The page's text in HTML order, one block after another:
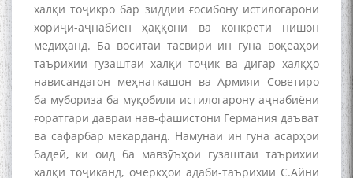
халқи тоҷикро бар зиддии ғосибону истилогарони
хориҷӣ-аҷнабиён ҳаққонӣ ва конкретӣ нишон
медиҳанд. Ба воситаи тасвири ин гуна воқеаҳои
таърихии гузаштаи халқи тоҷик ва дигар халқҳо
нависандагон меҳнаткашон ва Армияи Советиро
ба мубориза ба муқобили истилогарону аҷнабиёни
ғоратгари давраи нав-фашистони Германия даъват
ва сафарбар мекарданд. Намунаи ин гуна асарҳои
бадеӣ, ки оид ба мавзӯъҳои гузаштаи таърихии
халқи тоҷиканд, очеркҳои адабӣ-таърихии С.Айнӣ